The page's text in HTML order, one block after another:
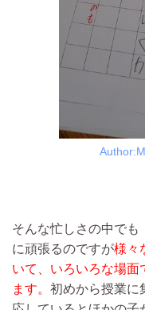
そんな忙しさの中でも
に頑張るのですが様々
いて、いろいろな場
ます。 初めから授業に